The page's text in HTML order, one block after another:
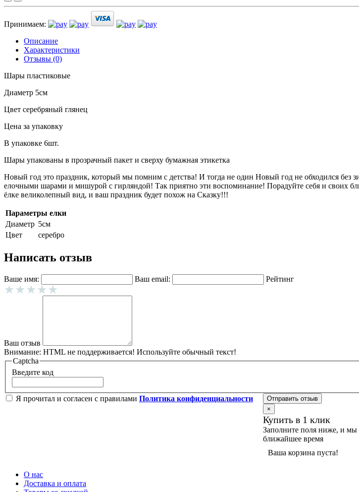
Принимаем:
Описание
Характеристики
Отзывы (0)
Шары пластиковые
Диаметр 5см
Цвет серебряный глянец
Цена за упаковку
В упаковке 6шт.
Шары упакованы в прозрачный пакет и сверху бумажная этикетка
Новый год это праздник, который мы помним с детства! И тогда не один Новый год не обходился
елочными шарами и мишурой с гирляндой! Так приятно эти воспоминание! Порадуйте себя и
ёлке великолепный вид, и ваш праздник будет похож на Сказку!!!
Параметры елки
Диаметр 5см
Цвет
серебро
Написать отзыв
Ваше имя: Ваш email: Рейтинг
Ваш отзыв
Внимание: HTML не поддерживается! Используйте обычный текст!
Captcha
Введите код
Я прочитал и согласен с правилами Политика конфиденциальности
Отправить отзыв
×
Купить в 1 клик
Заполните поля ниже, и мы
ближайшее время
Ваша корзина пуста!
О нас
Доставка и оплата